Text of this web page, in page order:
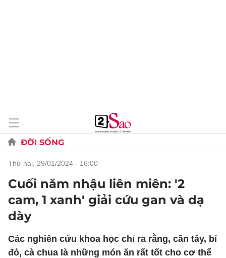
ĐỜI SỐNG
thứ hai, 29/01/2024 - 16:00
Cuối năm nhậu liên miên: '2
cam, 1 xanh' giải cứu gan và dạ
dày
Các nghiên cứu khoa học chỉ ra rằng, cần tây, bí
đỏ, cà chua là những món ăn rất tốt cho cơ thể